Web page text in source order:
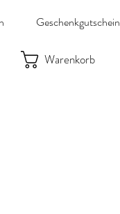
Geschenkgutschein
Warenkorb